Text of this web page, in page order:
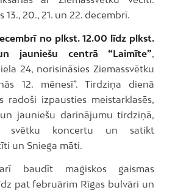
13., 20., 21. un 22. decembrī.
no plkst. 12.00 līdz plkst.
jauniešu centrā “Laimīte”,
24, norisināsies Ziemassvētku
12. mēnesī”. Tirdziņa dienā
radoši izpausties meistarklasēs,
jauniešu darinājumu tirdziņā,
koncertu un satikt
un Sniega māti.
baudīt maģiskos gaismas
pat februārim Rīgas bulvāri un